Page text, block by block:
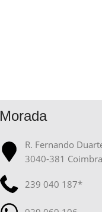
Morada
R. Fernando
3040-381 Coimbra
239 040 187*